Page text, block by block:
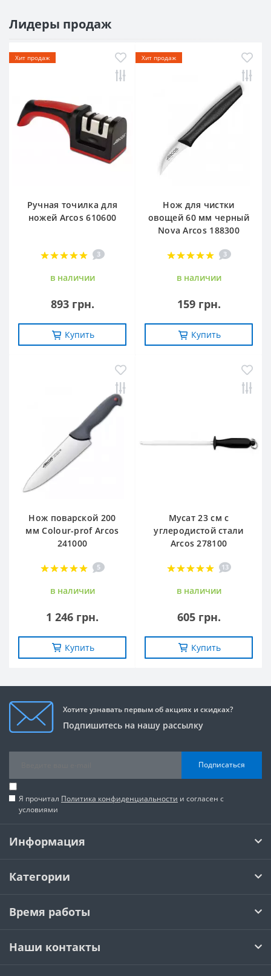
Лидеры продаж
Хит продаж
Ручная точилка для
ножей Arcos 610600
3
в наличии
893 грн.
Купить
Хит продаж
Нож для чистки
овощей 60 мм черный
Nova Arcos 188300
3
в наличии
159 грн.
Купить
Нож поварской 200
мм Сolour-prof Arcos
241000
5
в наличии
1 246 грн.
Купить
Мусат 23 см с
углеродистой стали
Arcos 278100
13
в наличии
605 грн.
Купить
Хотите узнавать первым об акциях и скидках?
Подпишитесь на нашу рассылку
Подписаться
Я прочитал Политика конфиденциальности и согласен с
условиями
Информация
Категории
Время работы
Наши контакты